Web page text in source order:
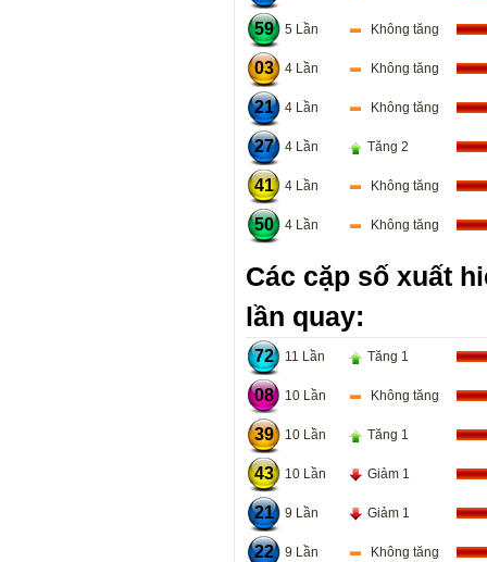
59 5 Lần Không tăng
03 4 Lần Không tăng
21 4 Lần Không tăng
27 4 Lần Tăng 2
41 4 Lần Không tăng
50 4 Lần Không tăng
Các cặp số xuất
lần quay:
72 11 Lần Tăng 1
08 10 Lần Không tăng
39 10 Lần Tăng 1
43 10 Lần Giảm 1
21 9 Lần Giảm 1
22 9 Lần Không tăng